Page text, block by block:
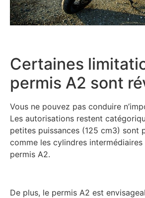
Certaines
permis A2 sont
Vous ne pouvez pas conduire
Les autorisations restent
petites puissances (125 cm3) sont
comme les cylindres intermédiaires
permis A2.
De plus, le permis A2 est